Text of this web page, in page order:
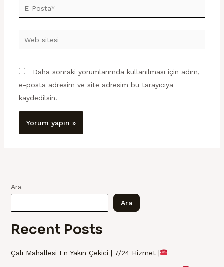
E-
Posta*
Web
sitesi
Daha sonraki yorumlarımda kullanılması için adım,
e-posta adresim ve site adresim bu tarayıcıya
kaydedilsin.
Ara
Ara
Recent Posts
Çalı Mahallesi En Yakın Çekici | 7/24 Hizmet |